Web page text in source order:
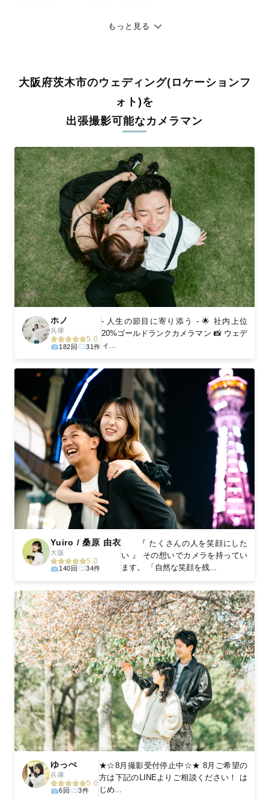
ありのままの空気感を大切に、何十年経っても見返したくなるよ
料金は全国どこでも一律。わかりやすく安心の価格設定です。オ
リジナルの研修と厳正な審査に合格し、撮影技術やホスピタリテ
ィを身につけたプロのカメラマンが全国47都道府県に在籍してい
ます。創業10年のノウハウを活かし、思い出に残る素敵な撮影体
丁寧なレタッチで思い出を美しく仕上げます
撮影後は、独自の編集技術で写真の明るさや色合いを丁寧に調
整。自然な雰囲気を残しつつも、おしゃれで洗練された仕上がり
に。きっと「こんな写真を撮ってほしかった！」と思える一枚に
出会えます。まずは、ラブグラフの撮影事例 をご覧ください。
もっと見る
大阪府茨木市のウェディング(ロケーションフ
ォト)を
出張撮影可能なカメラマン
ホノ
兵庫
5.0
182回 31件
- 人生の節目に寄り添う - 🌟 社内上位
20%ゴールドランクカメラマン 📸 ウェデ
ィ...
Yuiro / 桑原 由衣
大阪
5.0
140回 34件
『 たくさんの人を笑顔にした
い 』 その想いでカメラを持ってい
ます。 「自然な笑顔を残...
ゆっぺ
兵庫
5.0
6回 3件
★☆8月撮影受付停止中☆★ 8月ご希望の
方は下記のLINEよりご相談ください！ は
じめ...